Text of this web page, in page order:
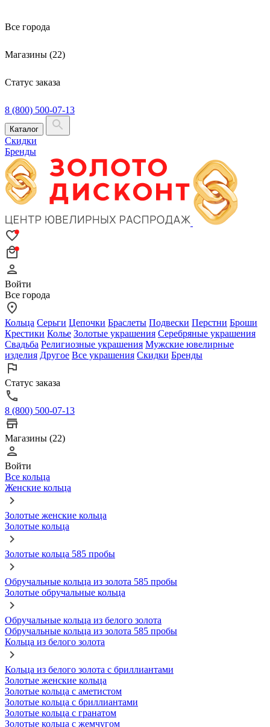
Все города
Магазины (22)
Статус заказа
8 (800) 500-07-13
Каталог
Скидки
Бренды
Войти
Все города
Кольца Серьги Цепочки Браслеты Подвески Перстни Броши
Крестики Колье Золотые украшения Серебряные украшения
Свадьба Религиозные украшения Мужские ювелирные
изделия Другое Все украшения Скидки Бренды
Статус заказа
8 (800) 500-07-13
Магазины (22)
Войти
Все кольца
Женские кольца
Золотые женские кольца
Золотые кольца
Золотые кольца 585 пробы
Обручальные кольца из золота 585 пробы
Золотые обручальные кольца
Обручальные кольца из белого золота
Обручальные кольца из золота 585 пробы
Кольца из белого золота
Кольца из белого золота с бриллиантами
Золотые женские кольца
Золотые кольца с аметистом
Золотые кольца с бриллиантами
Золотые кольца с гранатом
Золотые кольца с жемчугом